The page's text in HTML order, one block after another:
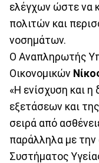
ελέγχων ώστε να
πολιτών και
νοσημάτων.
Ο Αναπληρωτής
Οικονομικών
«Η ενίσχυση και
εξετάσεων και
σειρά από
παράλληλα με την
Συστήματος